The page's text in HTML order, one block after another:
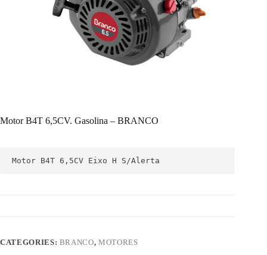
Motor B4T 6,5CV. Gasolina – BRANCO
Motor B4T 6,5CV Eixo H S/Alerta
CATEGORIES: BRANCO,MOTORES